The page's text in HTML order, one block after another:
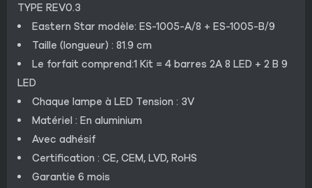
TYPE REV0.3
Eastern Star modèle: ES-1005-A/8 + ES-1005-B/9
Taille (longueur) : 81.9 cm
Le forfait comprend:1 Kit = 4 barres 2A 8 LED + 2 B 9
LED
Chaque lampe à LED Tension : 3V
Matériel : En aluminium
Avec adhésif
Certification : CE, CEM, LVD, RoHS
Garantie 6 mois